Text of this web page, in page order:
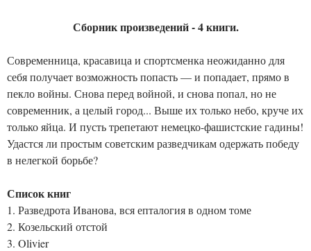
Сборник произведений - 4 книги.
Современница, красавица и спортсменка неожиданно для
себя получает возможность попасть — и попадает, прямо в
пекло войны. Снова перед войной, и снова попал, но не
современник, а целый город... Выше их только небо, круче их
только яйца. И пусть трепетают немецко-фашистские гадины!
Удастся ли простым советским разведчикам одержать победу
в нелегкой борьбе?
Список книг
1. Разведрота Иванова, вся епталогия в одном томе
2. Козельский отстой
3. Olivier